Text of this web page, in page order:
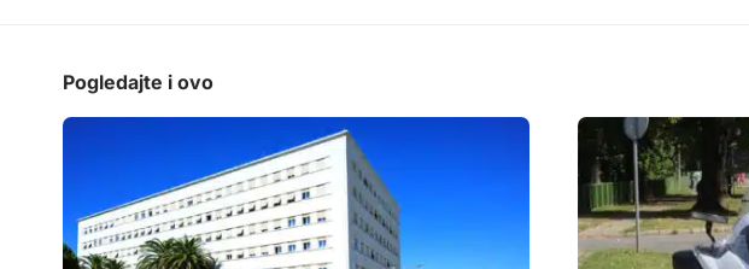
Pogledajte i ovo